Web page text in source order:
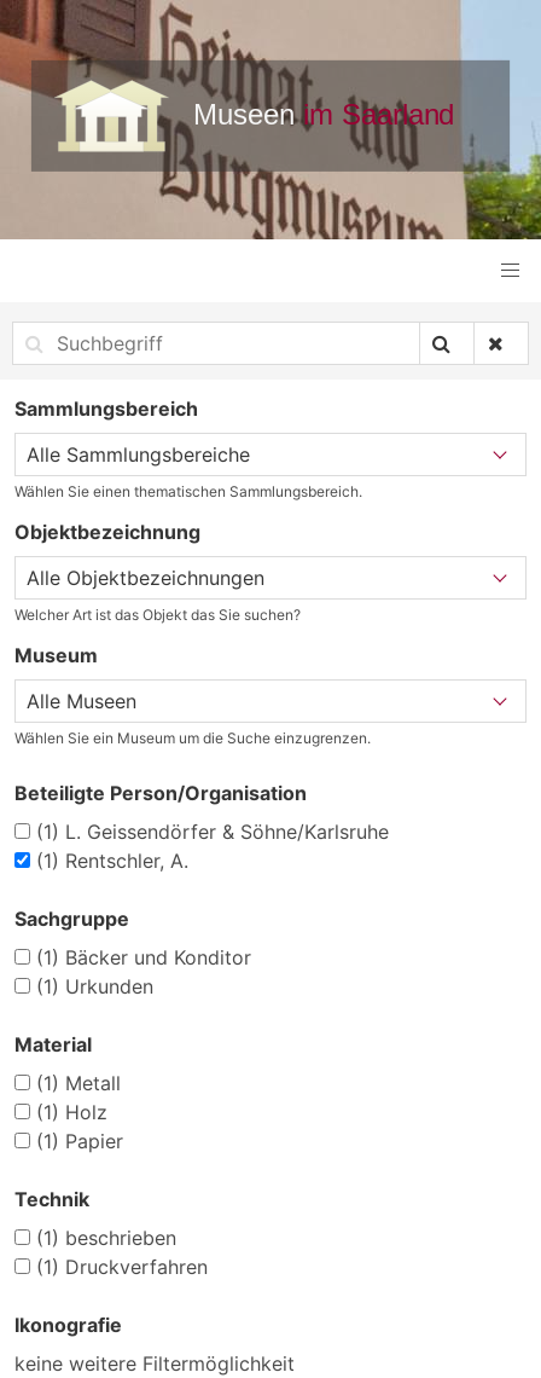
Sammlungsbereich
Wählen Sie einen thematischen Sammlungsbereich.
Objektbezeichnung
Welcher Art ist das Objekt das Sie suchen?
Museum
Wählen Sie ein Museum um die Suche einzugrenzen.
Beteiligte Person/Organisation
(1) L. Geissendörfer & Söhne/Karlsruhe
(1) Rentschler, A.
Sachgruppe
(1) Bäcker und Konditor
(1) Urkunden
Material
(1) Metall
(1) Holz
(1) Papier
Technik
(1) beschrieben
(1) Druckverfahren
Ikonografie
keine weitere Filtermöglichkeit